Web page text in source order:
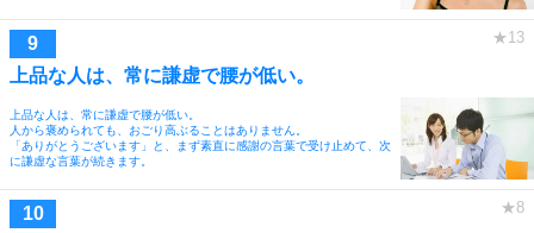
上品な人は、常に謙虚で腰が低い。
上品な人は、常に謙虚で腰が低い。
人から褒められても、おごり高ぶることはありません。
「ありがとうございます」と、まず素直に感謝の言葉で受け止めて、次
に謙虚な言葉が続きます。